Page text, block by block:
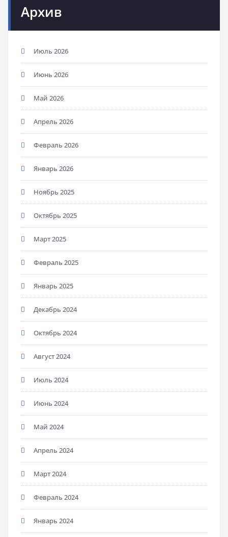
Архив
Июль 2026
Июнь 2026
Май 2026
Апрель 2026
Февраль 2026
Январь 2026
Ноябрь 2025
Октябрь 2025
Март 2025
Февраль 2025
Январь 2025
Декабрь 2024
Октябрь 2024
Август 2024
Июль 2024
Июнь 2024
Май 2024
Апрель 2024
Март 2024
Февраль 2024
Январь 2024